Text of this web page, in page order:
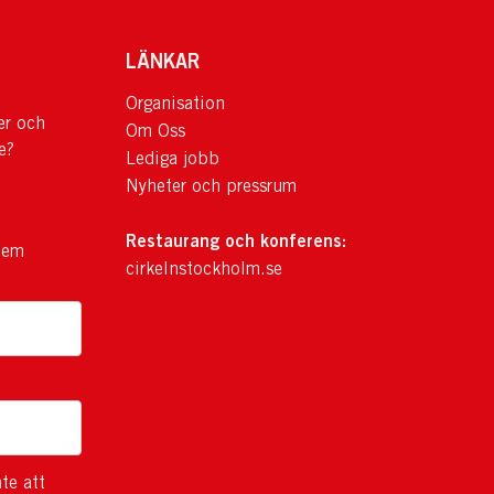
och
att
LÄNKAR
Organisation
Om Oss
Lediga jobb
Nyheter och pressrum
Restaurang och konferens:
cirkelnstockholm.se